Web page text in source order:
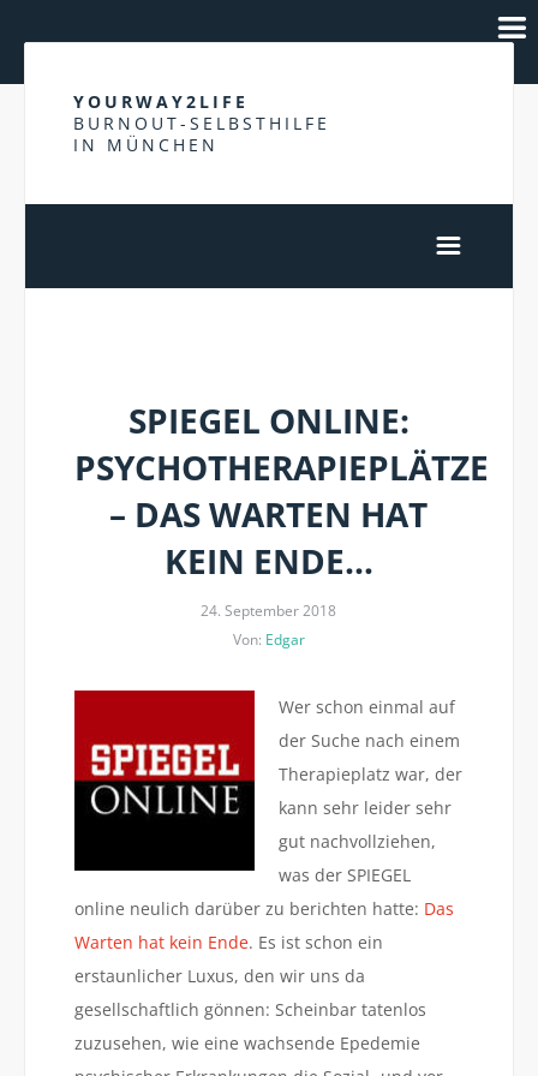
YOURWAY2LIFE
BURNOUT-SELBSTHILFE
IN MÜNCHEN
SPIEGEL ONLINE:
PSYCHOTHERAPIEPLÄTZE
– DAS WARTEN HAT
KEIN ENDE…
24. September 2018
Von: Edgar
Wer schon einmal auf
der Suche nach einem
Therapieplatz war, der
kann sehr leider sehr
gut nachvollziehen,
was der SPIEGEL
online neulich darüber zu berichten hatte: Das
Warten hat kein Ende. Es ist schon ein
erstaunlicher Luxus, den wir uns da
gesellschaftlich gönnen: Scheinbar tatenlos
zuzusehen, wie eine wachsende Epedemie